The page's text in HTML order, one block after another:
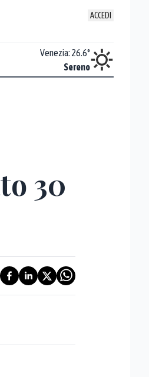
ACCEDI
Venezia: 26.6°
Sereno
30